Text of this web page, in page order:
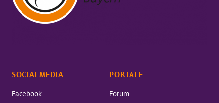
SOCIALMEDIA
Facebook
PORTALE
Forum